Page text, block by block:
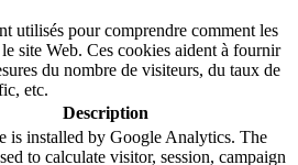
utilisés pour comprendre comment les
site Web. Ces cookies aident à fournir
du nombre de visiteurs, du taux de
etc.
Description
is installed by Google Analytics. The
to calculate visitor, session, campaign